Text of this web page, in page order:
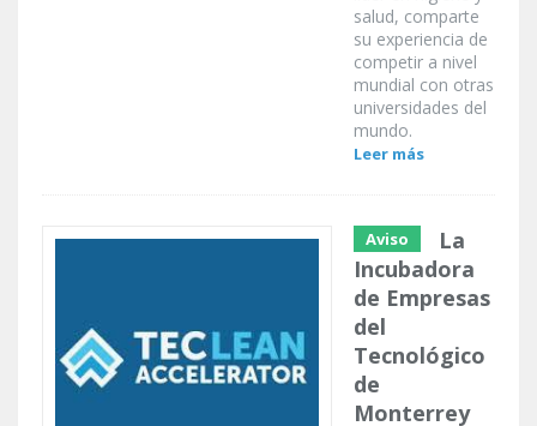
salud, comparte
su experiencia de
competir a nivel
mundial con otras
universidades del
mundo.
Leer más
Aviso
La
Incubadora
de Empresas
del
Tecnológico
de
Monterrey